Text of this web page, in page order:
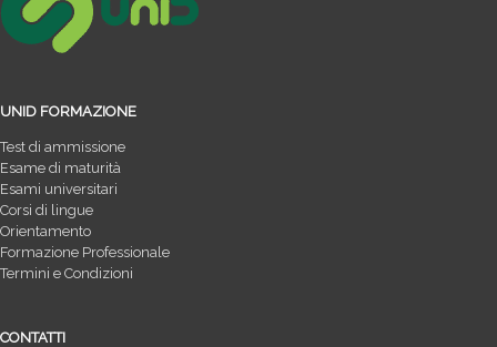
UNID FORMAZIONE
Test di ammissione
Esame di maturità
Esami universitari
Corsi di lingue
Orientamento
Formazione Professionale
Termini e Condizioni
CONTATTI